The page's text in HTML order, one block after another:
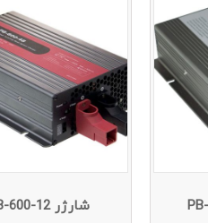
شارژر PB-600-12